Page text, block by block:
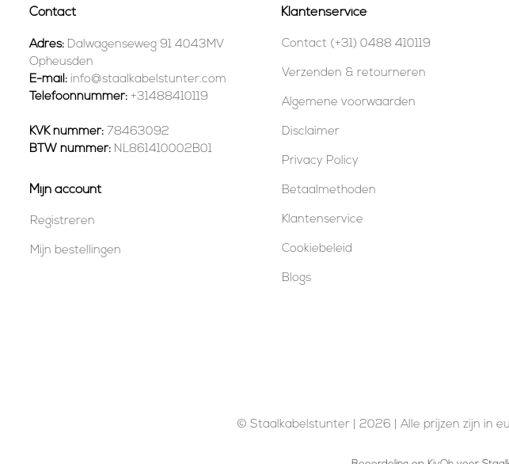
Contact
Adres: Dalwagenseweg 91 4043MV
Opheusden
E-mail: info@staalkabelstunter.com
Telefoonnummer: +31488410119
KVK nummer: 78463092
BTW nummer: NL861410002B01
Mijn account
Registreren
Mijn bestellingen
Klantenservice
Contact (+31) 0488 410119
Verzenden & retourneren
Algemene voorwaarden
Disclaimer
Privacy Policy
Betaalmethoden
Klantenservice
Cookiebeleid
Blogs
© Staalkabelstunter | 2026 | Alle prijzen zijn in